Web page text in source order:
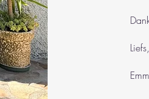
Liefs,